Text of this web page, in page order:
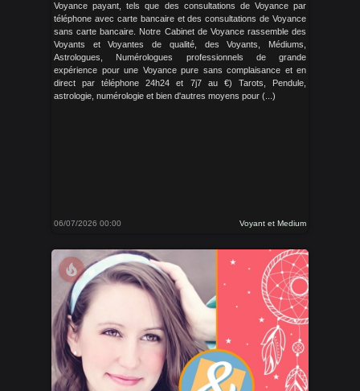
Voyance payant, tels que des consultations de Voyance par
téléphone avec carte bancaire et des consultations de Voyance
sans carte bancaire. Notre Cabinet de Voyance rassemble des
Voyants et Voyantes de qualité, des Voyants, Médiums,
Astrologues, Numérologues professionnels de grande
expérience pour une Voyance pure sans complaisance et en
direct par téléphone 24h24 et 7j7 au €) Tarots, Pendule,
astrologie, numérologie et bien d'autres moyens pour (...)
06/07/2026 00:00 Voyant et Medium
local_fire_department